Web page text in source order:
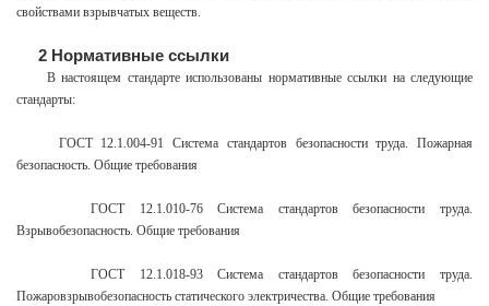
свойствами взрывчатых веществ.
2 Нормативные ссылки
В настоящем стандарте использованы нормативные ссылки на следующие
стандарты:
ГОСТ 12.1.004-91 Система стандартов безопасности труда. Пожарная
безопасность. Общие требования
ГОСТ 12.1.010-76 Система стандартов безопасности труда.
Взрывобезопасность. Общие требования
ГОСТ 12.1.018-93 Система стандартов безопасности труда.
Пожаровзрывобезопасность статического электричества. Общие требования